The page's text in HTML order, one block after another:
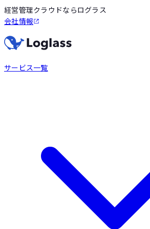
経営管理クラウドならログラス
会社情報
サービス一覧